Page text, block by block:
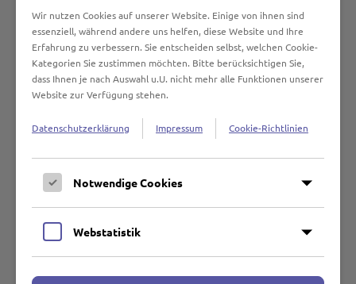
Tel.: 0451 122 1239
Die Aufgaben erstrecken sich über die verschiedensten
Bereiche, vom Kinoeinlass über die Mithilfe bei der
Durchführung besonderer Events bis zum Runner oder
Arbeitszeiten variieren je nach Aufgabenbereich – von
Filmen und Events des Festivals.
Besuchern und 200 Vorführungen in sechs Tagen das
Wir nutzen Cookies auf unserer Website. Einige von ihnen sind
essenziell, während andere uns helfen, diese Website und Ihre
Erfahrung zu verbessern. Sie entscheiden selbst, welchen Cookie-
Kategorien Sie zustimmen möchten. Bitte berücksichtigen Sie,
dass Ihnen je nach Auswahl u.U. nicht mehr alle Funktionen unserer
Website zur Verfügung stehen.
Datenschutzerklärung Impressum Cookie-Richtlinien
Notwendige Cookies
Webstatistik